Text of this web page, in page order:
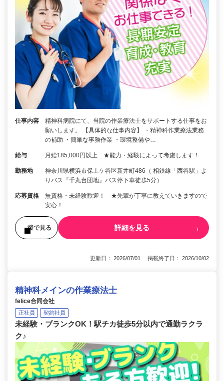
仕事内容
精神科病院にて、当院の作業療法士をサポートする仕事をお
願いします。 【具体的な仕事内容】 ・精神科作業療法業務
の補助 ・簡単な事務作業 ・環境整備や…
給与 月給185,000円以上 ★能力・経験によって考慮します！
勤務地
神奈川県横浜市保土ケ谷区新井町486（ 相鉄線「西谷駅」よ
りバス『千丸台団地』バス停下車徒歩5分）
応募資格
無資格・未経験歓迎！ ★先輩が丁寧に教えていきますので
安心！
後で見る 詳細を見る
更新日： 2026/07/01 掲載終了日： 2026/10/02
精神科メインの作業療法士
felice合同会社
正社員 契約社員
未経験・ブランクOK！駅チカ徒歩5分以内で通勤ラクラ
ク♪